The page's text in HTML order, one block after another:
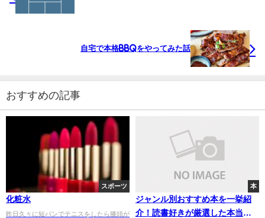
自宅で本格BBQをやってみた話
おすすめの記事
スポーツ
化粧水
昨日久々に短パンでテニスをしたら膝頭が
本
ジャンル別おすすめ本を一挙紹
介！読書好きが厳選した本当に